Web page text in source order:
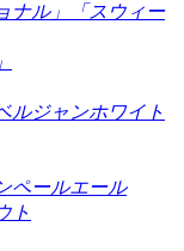
ナル」「スウィー
ルジャンホワイト
ペールエール
ト